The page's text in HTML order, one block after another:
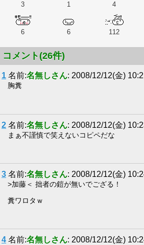
3 1 4
6 6 112
コメント(26件)
1 名前:名無しさん: 2008/12/12(金)
胸糞
2 名前:名無しさん: 2008/12/12(金)
まぁ不謹慎で笑えないコピペだな
3 名前:名無しさん: 2008/12/12(金)
>加藤＜ 拙者の鎧が無いでござる！
糞ワロタｗ
4 名前:名無しさん: 2008/12/12(金)